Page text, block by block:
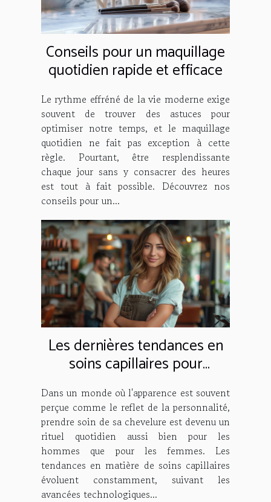
Conseils pour un maquillage
quotidien rapide et efficace
Le rythme effréné de la vie moderne exige
souvent de trouver des astuces pour
optimiser notre temps, et le maquillage
quotidien ne fait pas exception à cette
règle. Pourtant, être resplendissante
chaque jour sans y consacrer des heures
est tout à fait possible. Découvrez nos
conseils pour un...
Les dernières tendances en
soins capillaires pour
hommes et femmes
Dans un monde où l'apparence est souvent
perçue comme le reflet de la personnalité,
prendre soin de sa chevelure est devenu un
rituel quotidien aussi bien pour les
hommes que pour les femmes. Les
tendances en matière de soins capillaires
évoluent constamment, suivant les
avancées technologiques...